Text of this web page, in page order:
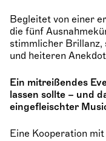
Begleitet von einer
die fünf
stimmlicher Brillanz,
und heiteren
Ein mitreißendes
lassen sollte – und
eingefleischter
Eine Kooperation mit